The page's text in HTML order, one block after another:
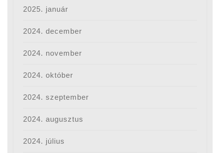
2025. január
2024. december
2024. november
2024. október
2024. szeptember
2024. augusztus
2024. július